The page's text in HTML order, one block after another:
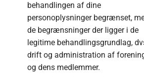
behandlingen af dine
personoplysninger begrænset,
de begrænsninger der ligger i de
legitime behandlingsgrundlag,
drift og administration af
og dens medlemmer.